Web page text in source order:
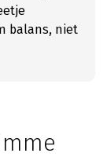
balans, niet